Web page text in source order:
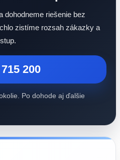
dohodneme riešenie bez
zistíme rozsah zákazky a
200
Po dohode aj ďalšie